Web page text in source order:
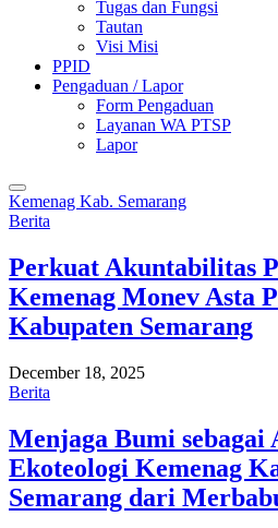
Tugas dan Fungsi
Tautan
Visi Misi
PPID
Pengaduan / Lapor
Form Pengaduan
Layanan WA PTSP
Lapor
Kemenag Kab. Semarang
Berita
Perkuat Akuntabilitas
Kemenag Monev Asta
Kabupaten Semarang
December 18, 2025
Berita
Menjaga Bumi sebagai
Ekoteologi Kemenag
Semarang dari